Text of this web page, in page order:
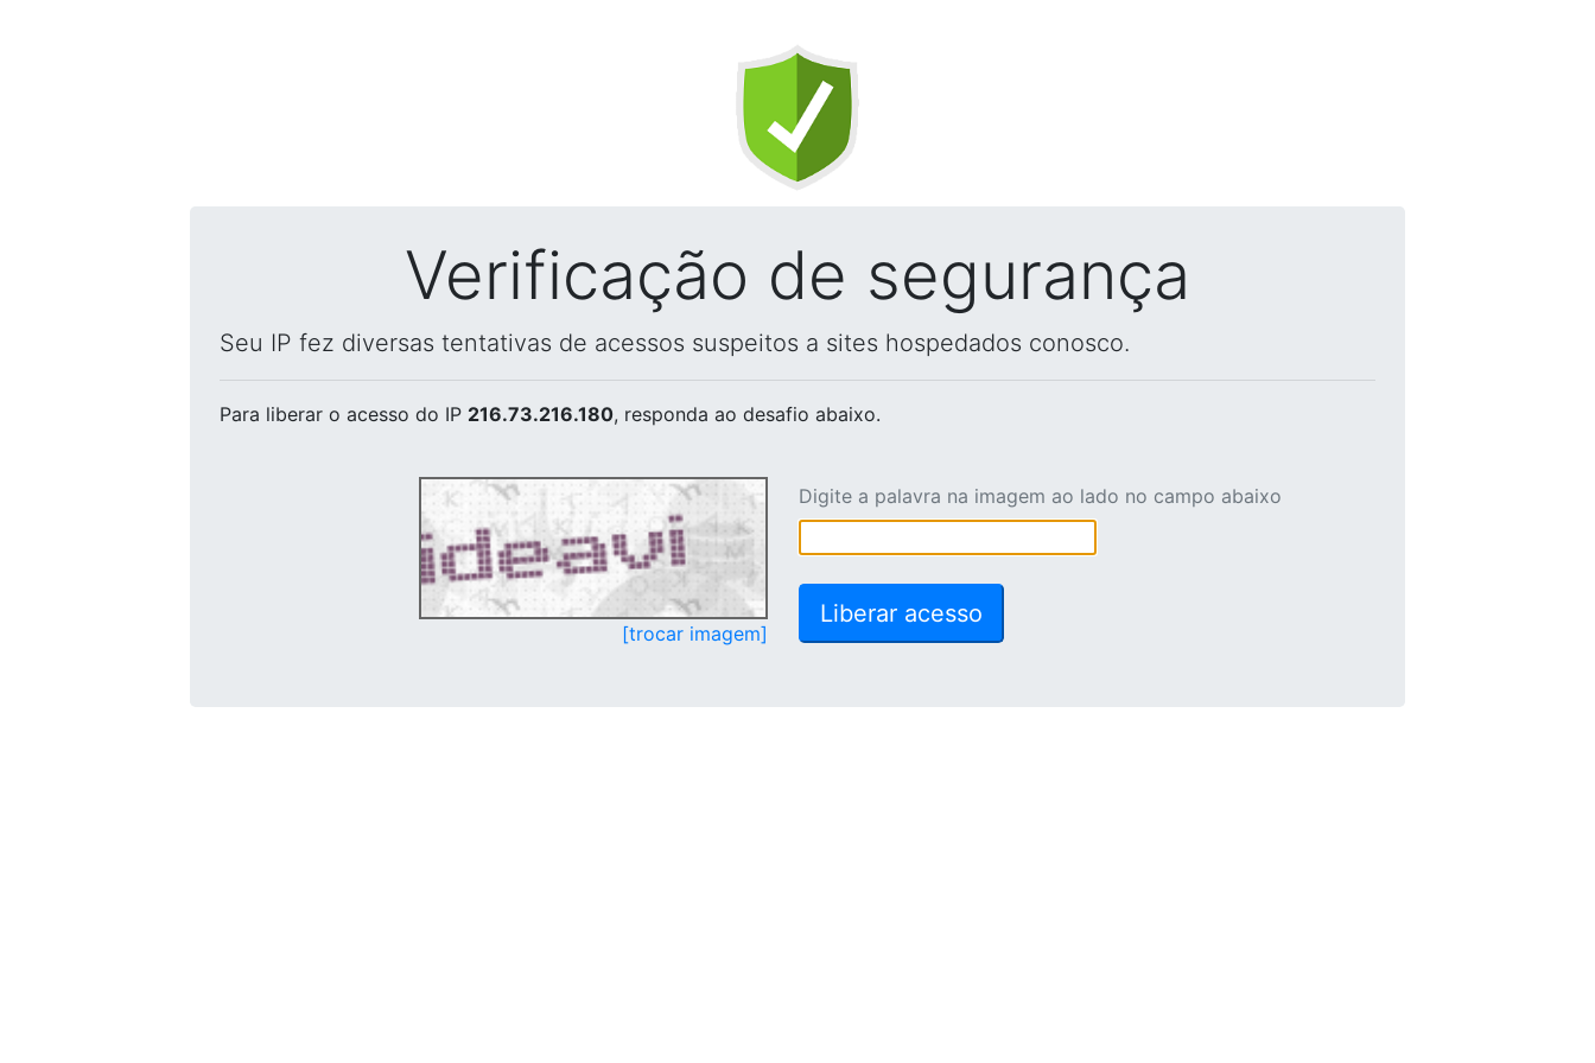
Verificação de segurança
Seu IP fez diversas tentativas de acessos suspeitos a sites hospedados conosco.
Para liberar o acesso do IP 216.73.216.180, responda ao desafio abaixo.
[trocar imagem]
Digite a palavra na imagem ao lado no campo abaixo